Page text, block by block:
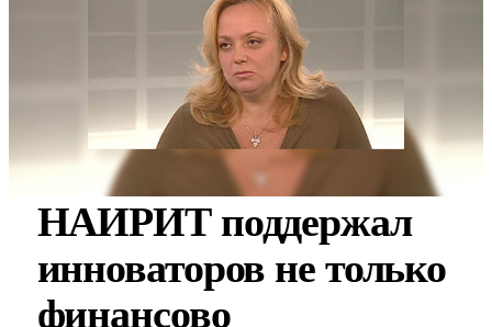
НАИРИТ поддержал
инноваторов не только
финансово